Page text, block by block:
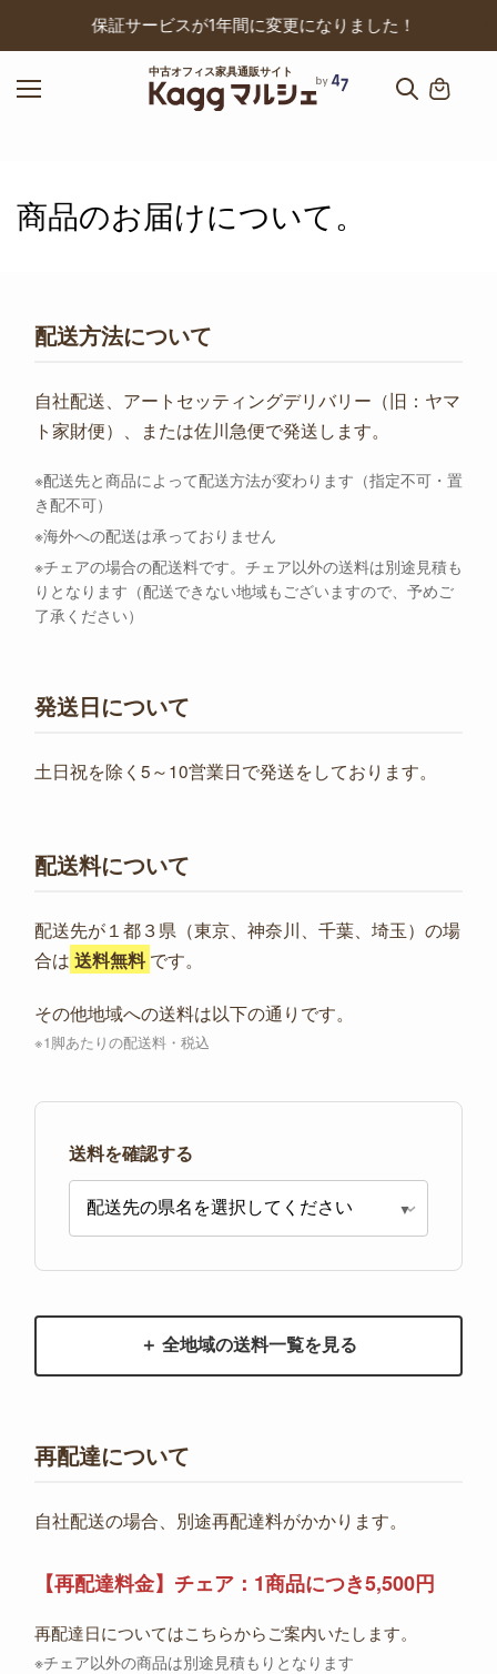
保証サービスが1年間に変更になりました！
中古オフィス家具通販サイト
商品のお届けについて。
配送方法について
自社配送、アートセッティングデリバリー（旧：ヤマ
ト家財便）、または佐川急便で発送します。
※配送先と商品によって配送方法が変わります（指定不可・置
き配不可）
※海外への配送は承っておりません
※チェアの場合の配送料です。チェア以外の送料は別途見積も
りとなります（配送できない地域もございますので、予めご
了承ください）
発送日について
土日祝を除く5～10営業日で発送をしております。
配送料について
配送先が１都３県（東京、神奈川、千葉、埼玉）の場
合は 送料無料 です。
その他地域への送料は以下の通りです。
※1脚あたりの配送料・税込
送料を確認する
＋ 全地域の送料一覧を見る
再配達について
自社配送の場合、別途再配達料がかかります。
【再配達料金】チェア：1商品につき5,500円
再配達日についてはこちらからご案内いたします。
※チェア以外の商品は別途見積もりとなります